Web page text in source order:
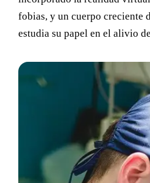
fobias, y un cuerpo creciente
estudia su papel en el alivio